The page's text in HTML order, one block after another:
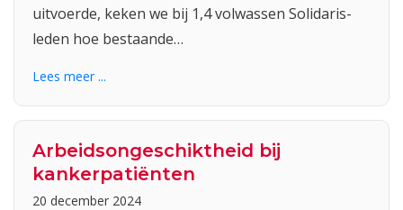
uitvoerde, keken we bij 1,4 volwassen Solidaris-
leden hoe bestaande…
Lees meer ...
Arbeidsongeschiktheid bij
kankerpatiënten
20 december 2024